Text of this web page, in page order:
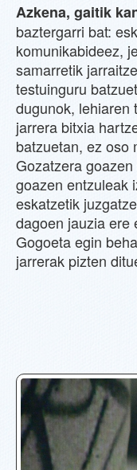
Azkena, gaitik
baztergarri bat:
komunikabideez,
samarretik
testuinguru
dugunok, lehiaren
jarrera bitxia
batzuetan, ez oso
Gozatzera
goazen entzuleak
eskatzetik
dagoen jauzia ere
Gogoeta egin
jarrerak pizten